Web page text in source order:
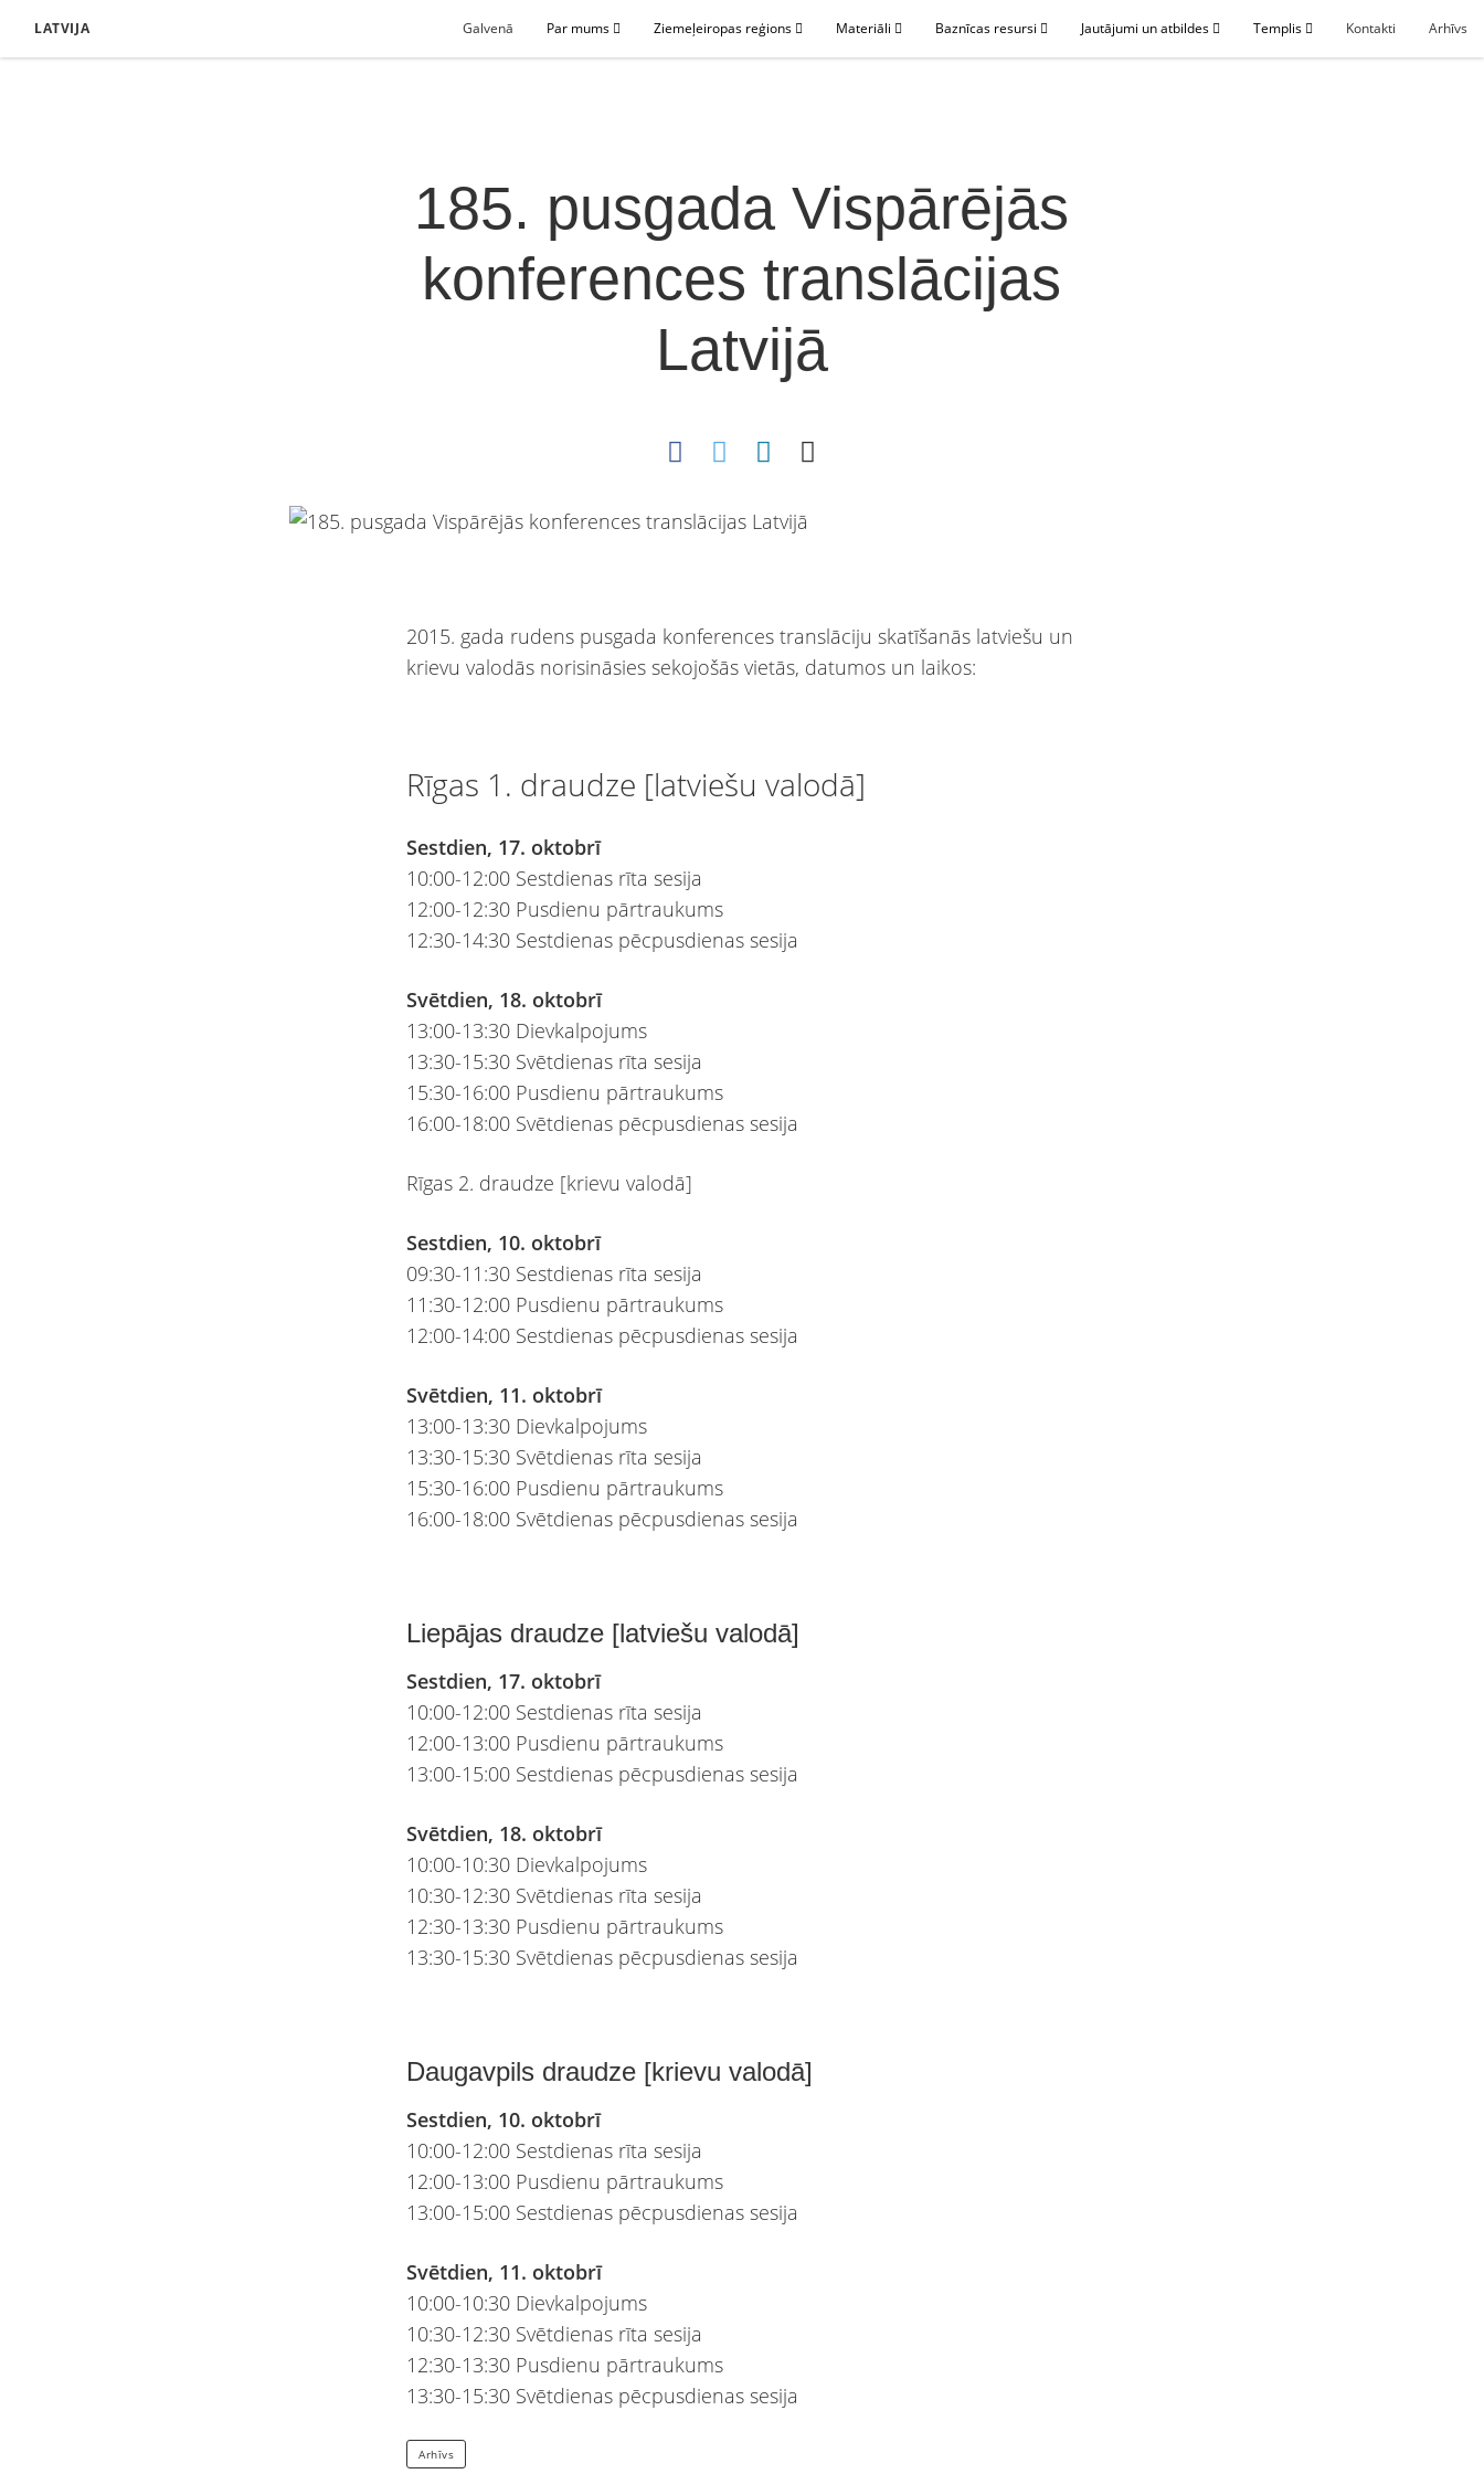
LATVIJA Galvenā Par mums Ziemeļeiropas reģions Materiāli Baznīcas resursi Jautājumi un atbildes Templis Kontakti Arhīvs
185. pusgada Vispārējās
konferences translācijas
Latvijā
2015. gada rudens pusgada konferences translāciju skatīšanās latviešu un
krievu valodās norisināsies sekojošās vietās, datumos un laikos:
Rīgas 1. draudze [latviešu valodā]
Sestdien, 17. oktobrī
10:00-12:00 Sestdienas rīta sesija
12:00-12:30 Pusdienu pārtraukums
12:30-14:30 Sestdienas pēcpusdienas sesija
Svētdien, 18. oktobrī
13:00-13:30 Dievkalpojums
13:30-15:30 Svētdienas rīta sesija
15:30-16:00 Pusdienu pārtraukums
16:00-18:00 Svētdienas pēcpusdienas sesija
Rīgas 2. draudze [krievu valodā]
Sestdien, 10. oktobrī
09:30-11:30 Sestdienas rīta sesija
11:30-12:00 Pusdienu pārtraukums
12:00-14:00 Sestdienas pēcpusdienas sesija
Svētdien, 11. oktobrī
13:00-13:30 Dievkalpojums
13:30-15:30 Svētdienas rīta sesija
15:30-16:00 Pusdienu pārtraukums
16:00-18:00 Svētdienas pēcpusdienas sesija
Liepājas draudze [latviešu valodā]
Sestdien, 17. oktobrī
10:00-12:00 Sestdienas rīta sesija
12:00-13:00 Pusdienu pārtraukums
13:00-15:00 Sestdienas pēcpusdienas sesija
Svētdien, 18. oktobrī
10:00-10:30 Dievkalpojums
10:30-12:30 Svētdienas rīta sesija
12:30-13:30 Pusdienu pārtraukums
13:30-15:30 Svētdienas pēcpusdienas sesija
Daugavpils draudze [krievu valodā]
Sestdien, 10. oktobrī
10:00-12:00 Sestdienas rīta sesija
12:00-13:00 Pusdienu pārtraukums
13:00-15:00 Sestdienas pēcpusdienas sesija
Svētdien, 11. oktobrī
10:00-10:30 Dievkalpojums
10:30-12:30 Svētdienas rīta sesija
12:30-13:30 Pusdienu pārtraukums
13:30-15:30 Svētdienas pēcpusdienas sesija
Arhīvs